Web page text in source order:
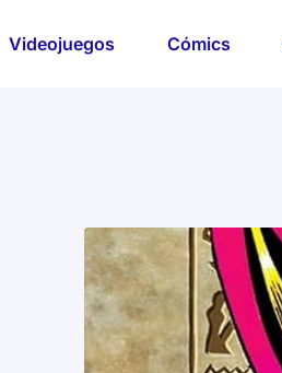
Videojuegos Cómics